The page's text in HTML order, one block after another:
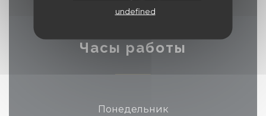
undefined
Часы работы
Понедельник